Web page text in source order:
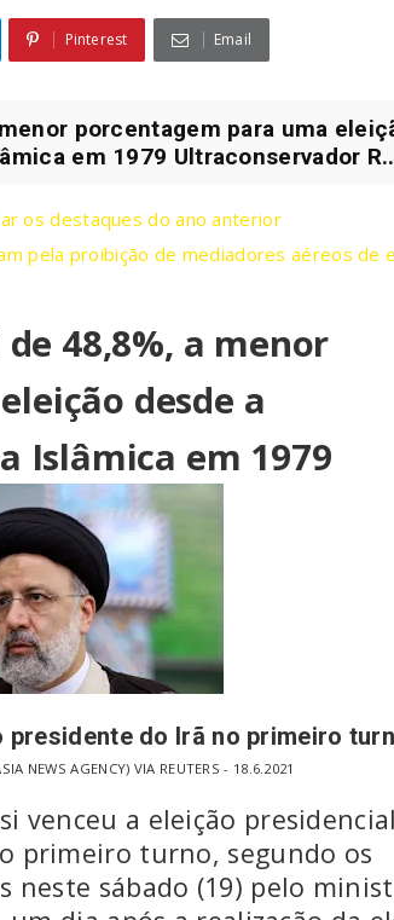
Pinterest Email
porcentagem para uma
em 1979 Ultraconservador
os destaques do ano anterior
pela proibição de mediadores aéreos de
48,8%, a menor
desde a
Islâmica em 1979
do Irã no primeiro
NEWS AGENCY) VIA REUTERS - 18.6.2021
venceu a eleição presidencial
primeiro turno, segundo os
sábado (19) pelo